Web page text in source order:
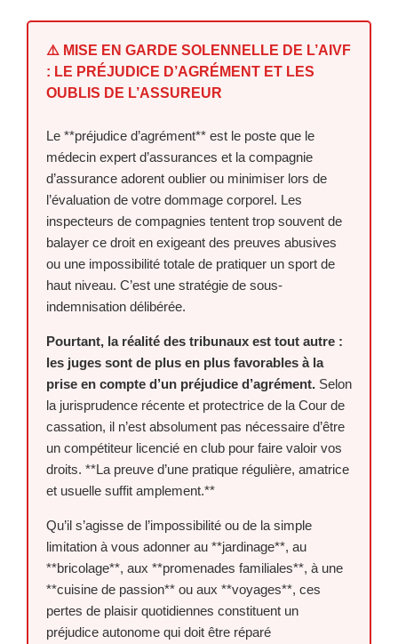
⚠️ MISE EN GARDE SOLENNELLE DE L’AIVF
: LE PRÉJUDICE D’AGRÉMENT ET LES
OUBLIS DE L’ASSUREUR
Le **préjudice d’agrément** est le poste que le
médecin expert d’assurances et la compagnie
d’assurance adorent oublier ou minimiser lors de
l’évaluation de votre dommage corporel. Les
inspecteurs de compagnies tentent trop souvent de
balayer ce droit en exigeant des preuves abusives
ou une impossibilité totale de pratiquer un sport de
haut niveau. C’est une stratégie de sous-
indemnisation délibérée.
Pourtant, la réalité des tribunaux est tout autre :
les juges sont de plus en plus favorables à la
prise en compte d’un préjudice d’agrément. Selon
la jurisprudence récente et protectrice de la Cour de
cassation, il n’est absolument pas nécessaire d’être
un compétiteur licencié en club pour faire valoir vos
droits. **La preuve d’une pratique régulière, amatrice
et usuelle suffit amplement.**
Qu’il s’agisse de l’impossibilité ou de la simple
limitation à vous adonner au **jardinage**, au
**bricolage**, aux **promenades familiales**, à une
**cuisine de passion** ou aux **voyages**, ces
pertes de plaisir quotidiennes constituent un
préjudice autonome qui doit être réparé